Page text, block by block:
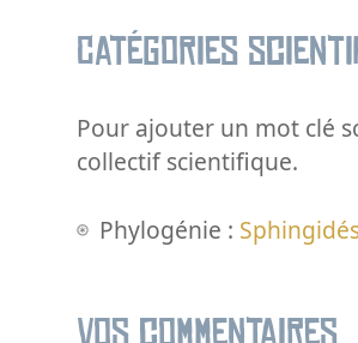
Catégories
Pour ajouter un mot clé
collectif scientifique.
Phylogénie :